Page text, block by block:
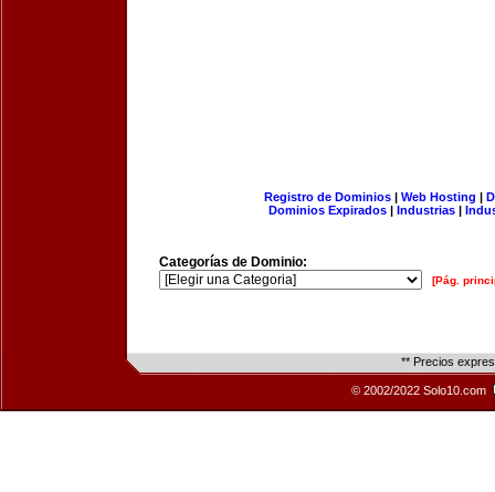
Registro de Dominios| Web Hosting |
Dominios Expirados | Industrias |
Categorías de Dominio:
[Pág.
** Precios
© 2002/2022 Solo10.com